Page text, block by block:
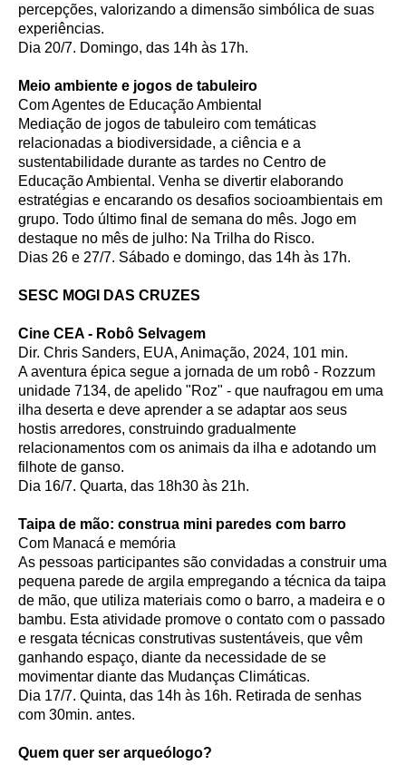
percepções, valorizando a dimensão simbólica de suas
experiências.
Dia 20/7. Domingo, das 14h às 17h.
Meio ambiente e jogos de tabuleiro
Com Agentes de Educação Ambiental
Mediação de jogos de tabuleiro com temáticas
relacionadas a biodiversidade, a ciência e a
sustentabilidade durante as tardes no Centro de
Educação Ambiental. Venha se divertir elaborando
estratégias e encarando os desafios socioambientais em
grupo. Todo último final de semana do mês. Jogo em
destaque no mês de julho: Na Trilha do Risco.
Dias 26 e 27/7. Sábado e domingo, das 14h às 17h.
SESC MOGI DAS CRUZES
Cine CEA - Robô Selvagem
Dir. Chris Sanders, EUA, Animação, 2024, 101 min.
A aventura épica segue a jornada de um robô - Rozzum
unidade 7134, de apelido "Roz" - que naufragou em uma
ilha deserta e deve aprender a se adaptar aos seus
hostis arredores, construindo gradualmente
relacionamentos com os animais da ilha e adotando um
filhote de ganso.
Dia 16/7. Quarta, das 18h30 às 21h.
Taipa de mão: construa mini paredes com barro
Com Manacá e memória
As pessoas participantes são convidadas a construir uma
pequena parede de argila empregando a técnica da taipa
de mão, que utiliza materiais como o barro, a madeira e o
bambu. Esta atividade promove o contato com o passado
e resgata técnicas construtivas sustentáveis, que vêm
ganhando espaço, diante da necessidade de se
movimentar diante das Mudanças Climáticas.
Dia 17/7. Quinta, das 14h às 16h. Retirada de senhas
com 30min. antes.
Quem quer ser arqueólogo?